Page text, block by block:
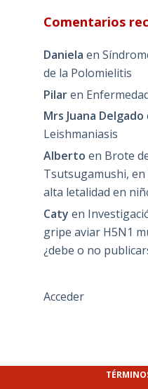
Comentarios
Daniela en
de la Polomielitis
Pilaren
Mrs Juana Delgado
Leishmaniasis
Alberto en Brote
Tsutsugamushi,
alta letalidad en
Caty en
gripe aviar H5N1
¿debe o no
Acceder